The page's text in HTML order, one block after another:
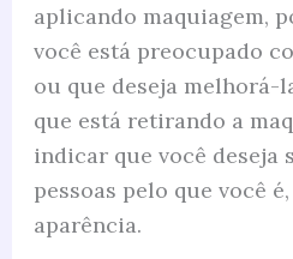
aplicando maquiagem,
você está preocupado
ou que deseja melhorá-
que está retirando a
indicar que você deseja
pessoas pelo que você
aparência.